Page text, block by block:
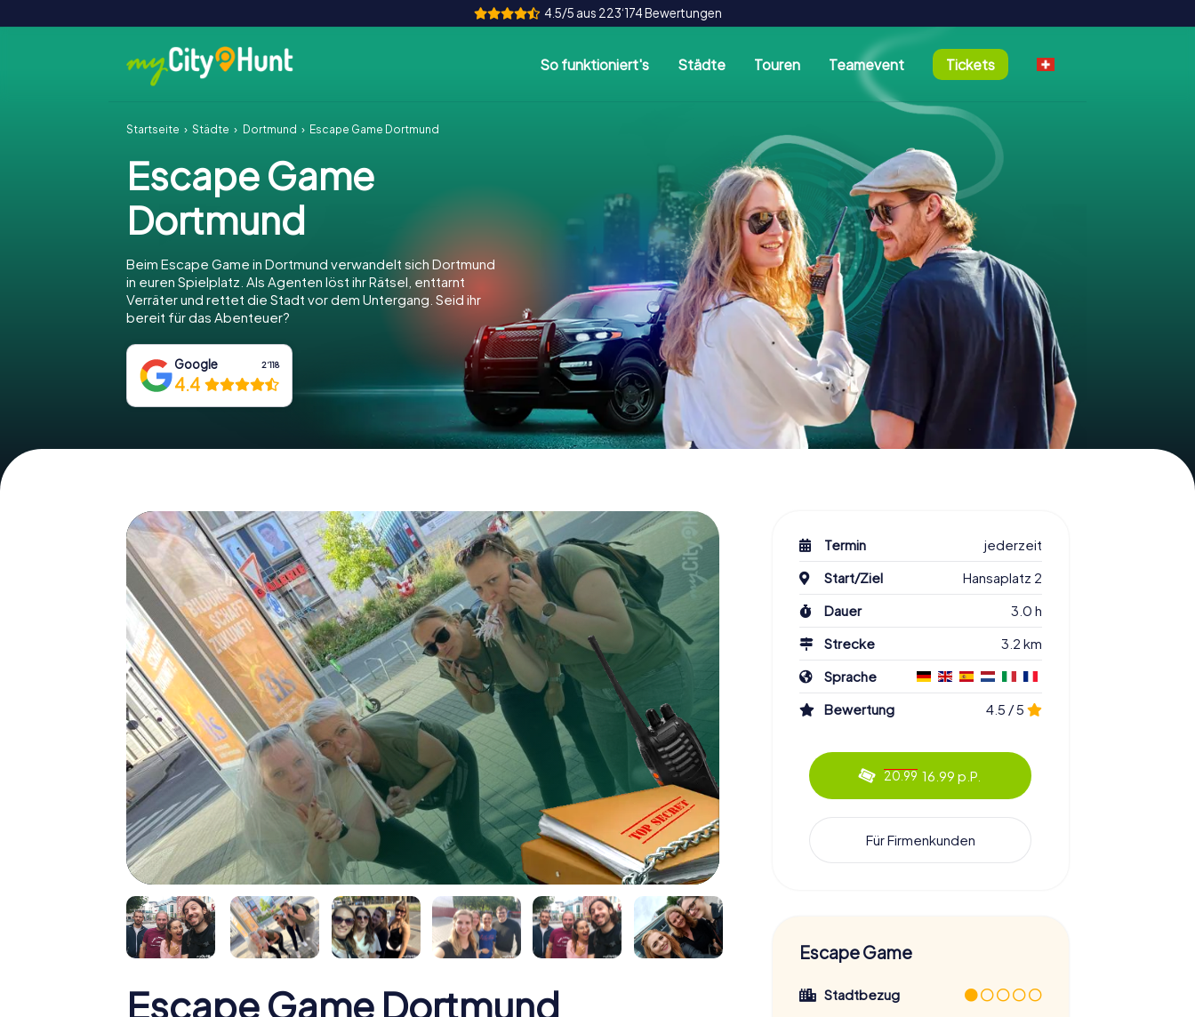
4.5/5 aus 223‘174 Bewertungen
So funktioniert's Städte Touren Teamevent Tickets
Startseite Städte Dortmund Escape Game Dortmund
Escape Game
Dortmund
Beim Escape Game in Dortmund verwandelt sich Dortmund
in euren Spielplatz. Als Agenten löst ihr Rätsel, enttarnt
Verräter und rettet die Stadt vor dem Untergang. Seid ihr
bereit für das Abenteuer?
Google 2‘118
4.4
Escape Game Dortmund
Termin
jederzeit
Start/Ziel
Hansaplatz 2
Dauer
3.0 h
Strecke
3.2 km
Sprache
Bewertung
4.5 / 5
20.99 16.99 p.P.
Für Firmenkunden
Escape Game
Stadtbezug